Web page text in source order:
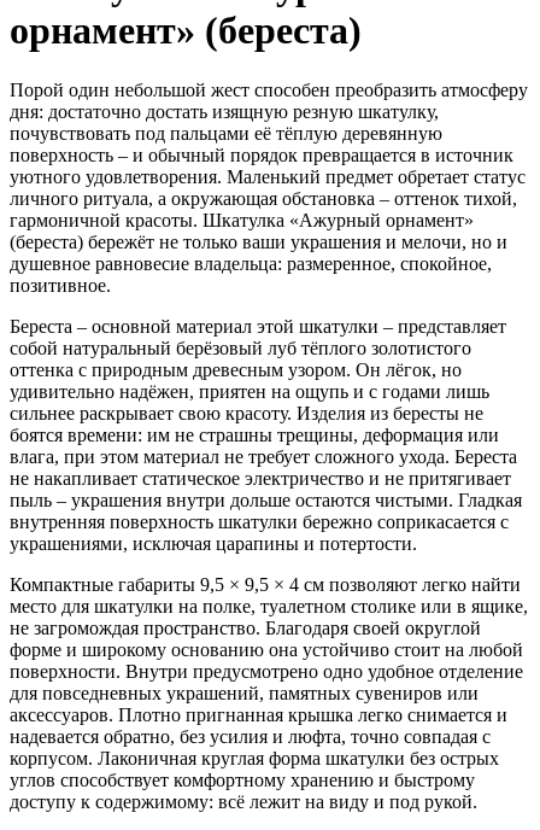
орнамент» (береста)
Порой один небольшой жест способен преобразить атмосферу
дня: достаточно достать изящную резную шкатулку,
почувствовать под пальцами её тёплую деревянную
поверхность – и обычный порядок превращается в источник
уютного удовлетворения. Маленький предмет обретает статус
личного ритуала, а окружающая обстановка – оттенок тихой,
гармоничной красоты. Шкатулка «Ажурный орнамент»
(береста) бережёт не только ваши украшения и мелочи, но и
душевное равновесие владельца: размеренное, спокойное,
позитивное.
Береста – основной материал этой шкатулки – представляет
собой натуральный берёзовый луб тёплого золотистого
оттенка с природным древесным узором. Он лёгок, но
удивительно надёжен, приятен на ощупь и с годами лишь
сильнее раскрывает свою красоту. Изделия из бересты не
боятся времени: им не страшны трещины, деформация или
влага, при этом материал не требует сложного ухода. Береста
не накапливает статическое электричество и не притягивает
пыль – украшения внутри дольше остаются чистыми. Гладкая
внутренняя поверхность шкатулки бережно соприкасается с
украшениями, исключая царапины и потертости.
Компактные габариты 9,5 × 9,5 × 4 см позволяют легко найти
место для шкатулки на полке, туалетном столике или в ящике,
не загромождая пространство. Благодаря своей округлой
форме и широкому основанию она устойчиво стоит на любой
поверхности. Внутри предусмотрено одно удобное отделение
для повседневных украшений, памятных сувениров или
аксессуаров. Плотно пригнанная крышка легко снимается и
надевается обратно, без усилия и люфта, точно совпадая с
корпусом. Лаконичная круглая форма шкатулки без острых
углов способствует комфортному хранению и быстрому
доступу к содержимому: всё лежит на виду и под рукой.